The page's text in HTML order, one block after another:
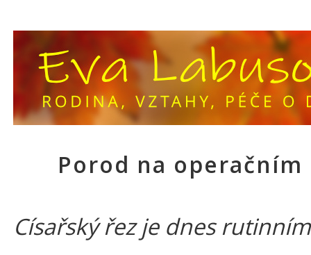
Porod na operačním
Císařský řez je dnes rutinním